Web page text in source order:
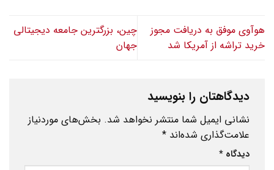
هوآوی موفق به دریافت مجوز
خرید تراشه از آمریکا شد
چین‌، بزرگترین جامعه دیجیتالی
جهان
دیدگاهتان را بنویسید
نشانی ایمیل شما منتشر نخواهد شد. بخش‌های موردنیاز
علامت‌گذاری شده‌اند *
دیدگاه *